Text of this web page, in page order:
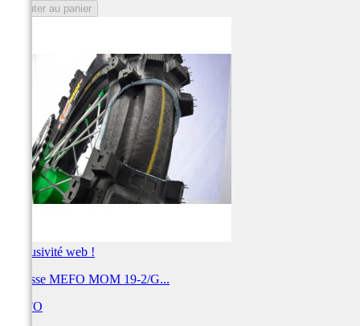
Ajouter au panier
Exclusivité web !
Mousse MEFO MOM 19-2/G...
MEFO